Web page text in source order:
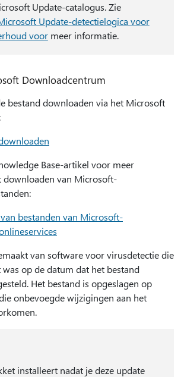
Update-catalogus. Zie
Update-detectielogica voor
voormeer informatie.
Downloadcentrum
bestand downloaden via het Microsoft
Base-artikel voor meer
van Microsoft-
bestanden van Microsoft-
van software voor virusdetectie die
op de datum dat het bestand
Het bestand is opgeslagen op
onbevoegde wijzigingen aan het
installeert nadat je deze update